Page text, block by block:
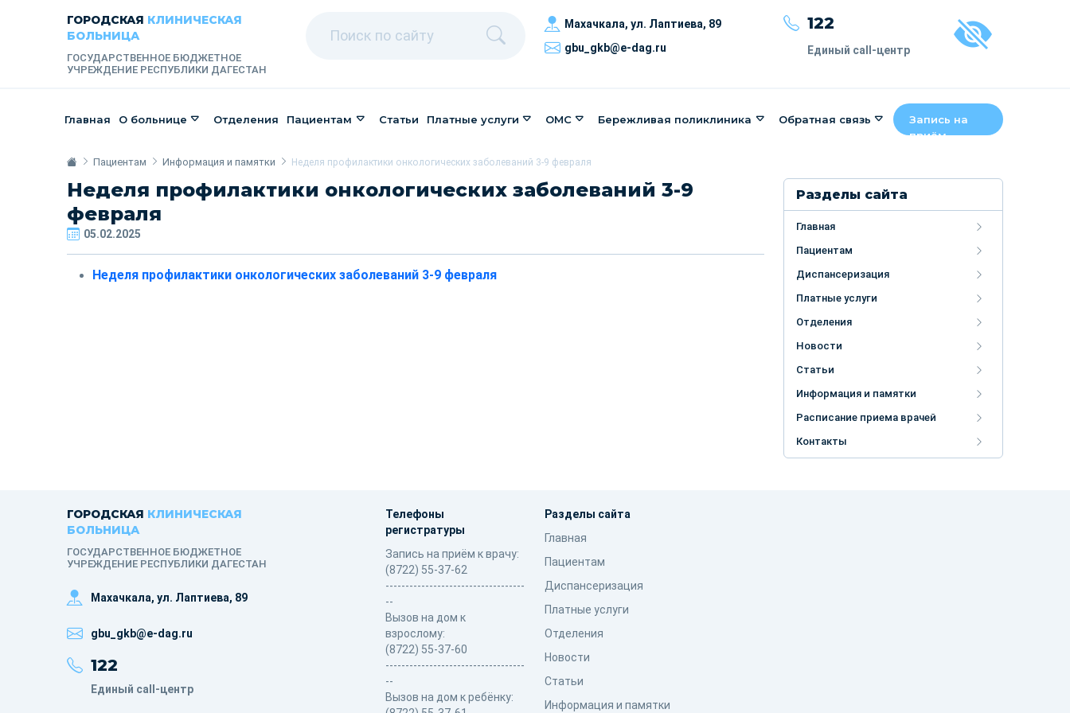
ГОРОДСКАЯ КЛИНИЧЕСКАЯ
БОЛЬНИЦА
ГОСУДАРСТВЕННОЕ БЮДЖЕТНОЕ
УЧРЕЖДЕНИЕ РЕСПУБЛИКИ ДАГЕСТАН
Махачкала, ​ул. Лаптиева, 89
gbu_gkb@e-dag.ru
122
Единый call-центр
Главная О больнице Отделения Пациентам Статьи Платные услуги ОМС Бережливая поликлиника Обратная связь
Запись на
приём
Пациентам Информация и памятки Неделя профилактики онкологических заболеваний 3-9 февраля
Неделя профилактики онкологических заболеваний 3-9
февраля
05.02.2025
Неделя профилактики онкологических заболеваний 3-9 февраля
Разделы сайта
Главная
Пациентам
Диспансеризация
Платные услуги
Отделения
Новости
Статьи
Информация и памятки
Расписание приема врачей
Контакты
ГОРОДСКАЯ КЛИНИЧЕСКАЯ
БОЛЬНИЦА
ГОСУДАРСТВЕННОЕ БЮДЖЕТНОЕ
УЧРЕЖДЕНИЕ РЕСПУБЛИКИ ДАГЕСТАН
Махачкала, ​ул. Лаптиева, 89
gbu_gkb@e-dag.ru
122
Единый call-центр
Телефоны
регистратуры
Запись на приём к врачу:
(8722) 55-37-62
-----------------------------------
--
Вызов на дом к
взрослому:
(8722) 55-37-60
-----------------------------------
--
Вызов на дом к ребёнку:
Разделы сайта
Главная
Пациентам
Диспансеризация
Платные услуги
Отделения
Новости
Статьи
Информация и памятки